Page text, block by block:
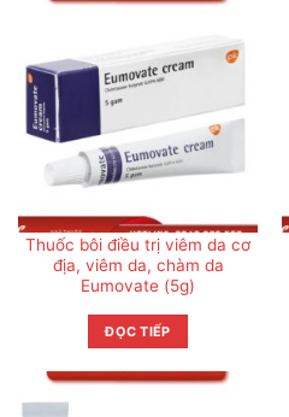
Thuốc bôi điều trị viêm da cơ
địa, viêm da, chàm da
Eumovate (5g)
ĐỌC TIẾP